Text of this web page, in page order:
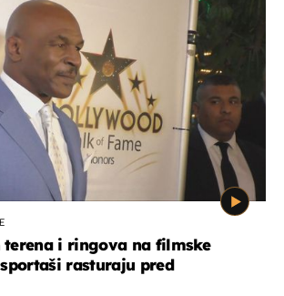
terena i ringova na filmske
rasturaju pred